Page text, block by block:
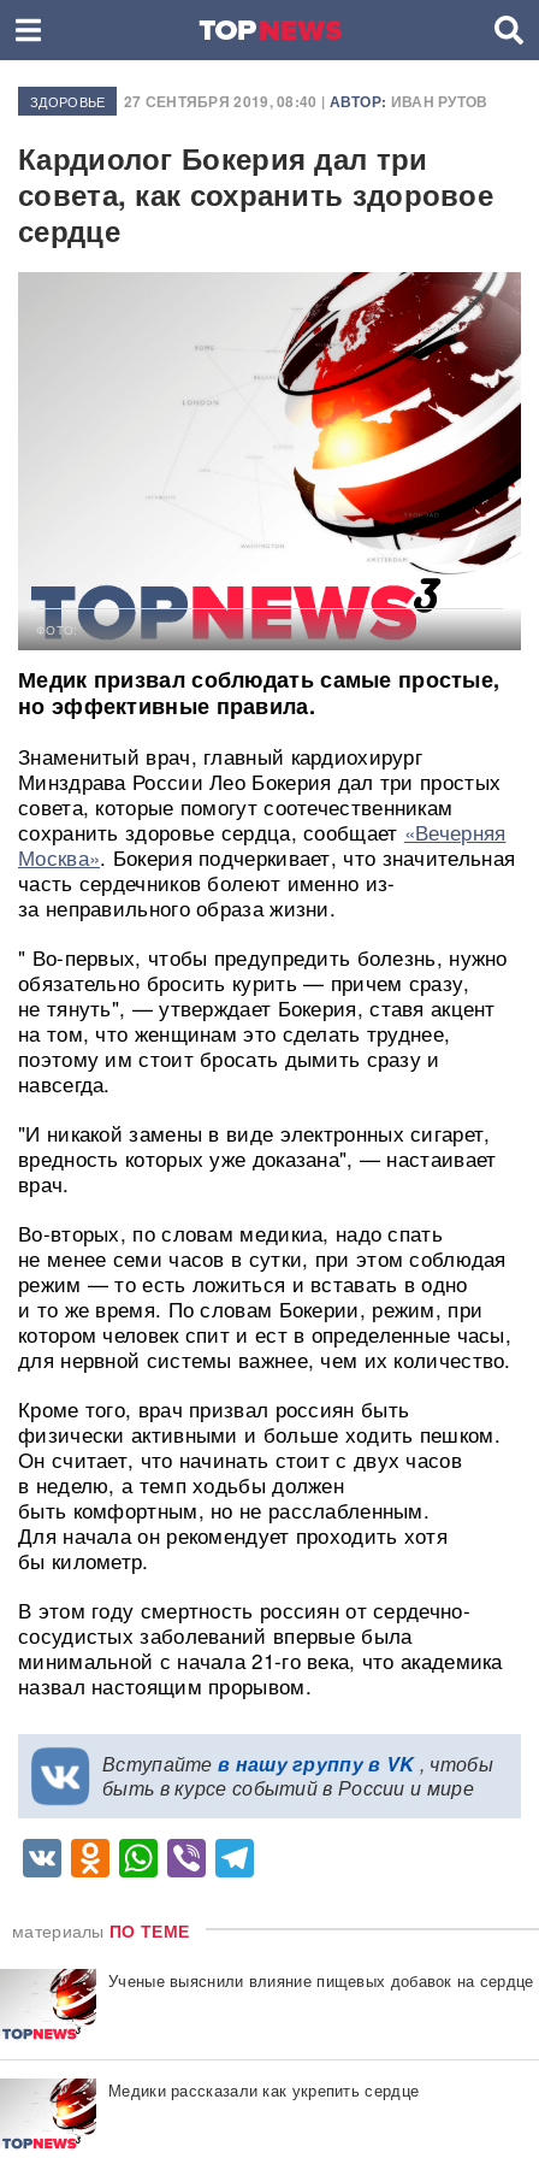
ЗДОРОВЬЕ 27 СЕНТЯБРЯ 2019, 08:40 | АВТОР: ИВАН РУТОВ
Кардиолог Бокерия дал три
совета, как сохранить здоровое
сердце
ФОТО:
Медик призвал соблюдать самые простые,
но эффективные правила.
Знаменитый врач, главный кардиохирург
Минздрава России Лео Бокерия дал три простых
совета, которые помогут соотечественникам
сохранить здоровье сердца, сообщает «Вечерняя
Москва». Бокерия подчеркивает, что значительная
часть сердечников болеют именно из-
за неправильного образа жизни.
" Во-первых, чтобы предупредить болезнь, нужно
обязательно бросить курить — причем сразу,
не тянуть", — утверждает Бокерия, ставя акцент
на том, что женщинам это сделать труднее,
поэтому им стоит бросать дымить сразу и
навсегда.
"И никакой замены в виде электронных сигарет,
вредность которых уже доказана", — настаивает
врач.
Во-вторых, по словам медикиа, надо спать
не менее семи часов в сутки, при этом соблюдая
режим — то есть ложиться и вставать в одно
и то же время. По словам Бокерии, режим, при
котором человек спит и ест в определенные часы,
для нервной системы важнее, чем их количество.
Кроме того, врач призвал россиян быть
физически активными и больше ходить пешком.
Он считает, что начинать стоит с двух часов
в неделю, а темп ходьбы должен
быть комфортным, но не расслабленным.
Для начала он рекомендует проходить хотя
бы километр.
В этом году смертность россиян от сердечно-
сосудистых заболеваний впервые была
минимальной с начала 21-го века, что академика
назвал настоящим прорывом.
Вступайте в нашу группу в VK, чтобы
быть в курсе событий в России и мире
VKOdnoklassniki
WhatsApp
Viber
материалы ПО ТЕМЕ
Ученые выяснили влияние пищевых добавок на сердце
Медики рассказали как укрепить сердце